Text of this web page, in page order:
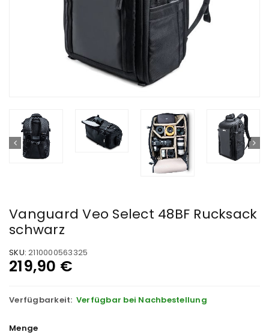
Vanguard Veo Select 48BF Rucksack
schwarz
SKU: 2110000563325
219,90 €
Verfügbarkeit: Verfügbar bei Nachbestellung
Menge